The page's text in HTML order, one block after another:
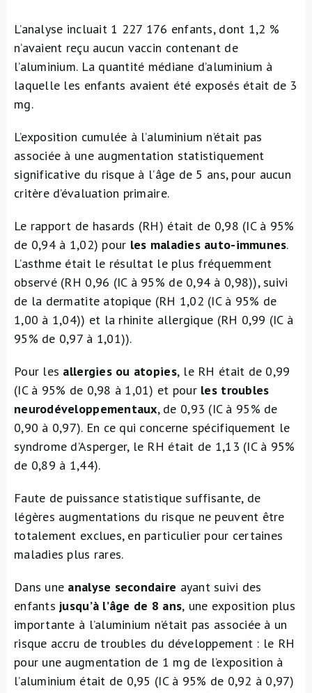
L’analyse incluait 1 227 176 enfants, dont 1,2 %
n’avaient reçu aucun vaccin contenant de
l’aluminium. La quantité médiane d’aluminium à
laquelle les enfants avaient été exposés était de 3
mg.
L’exposition cumulée à l’aluminium n’était pas
associée à une augmentation statistiquement
significative du risque à l’âge de 5 ans, pour aucun
critère d’évaluation primaire.
Le rapport de hasards (RH) était de 0,98 (IC à 95%
de 0,94 à 1,02) pour les maladies auto-immunes.
L’asthme était le résultat le plus fréquemment
observé (RH 0,96 (IC à 95% de 0,94 à 0,98)), suivi
de la dermatite atopique (RH 1,02 (IC à 95% de
1,00 à 1,04)) et la rhinite allergique (RH 0,99 (IC à
95% de 0,97 à 1,01)).
Pour les allergies ou atopies, le RH était de 0,99
(IC à 95% de 0,98 à 1,01) et pour les troubles
neurodéveloppementaux, de 0,93 (IC à 95% de
0,90 à 0,97). En ce qui concerne spécifiquement le
syndrome d’Asperger, le RH était de 1,13 (IC à 95%
de 0,89 à 1,44).
Faute de puissance statistique suffisante, de
légères augmentations du risque ne peuvent être
totalement exclues, en particulier pour certaines
maladies plus rares.
Dans une analyse secondaire ayant suivi des
enfants jusqu’à l’âge de 8 ans, une exposition plus
importante à l’aluminium n’était pas associée à un
risque accru de troubles du développement : le RH
pour une augmentation de 1 mg de l’exposition à
l’aluminium était de 0,95 (IC à 95% de 0,92 à 0,97)